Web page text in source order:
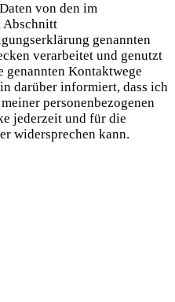
von den im
Abschnitt
genannten
verarbeitet und genutzt
genannten Kontaktwege
darüber informiert, dass ich
personenbezogenen
jederzeit und für die
widersprechen kann.